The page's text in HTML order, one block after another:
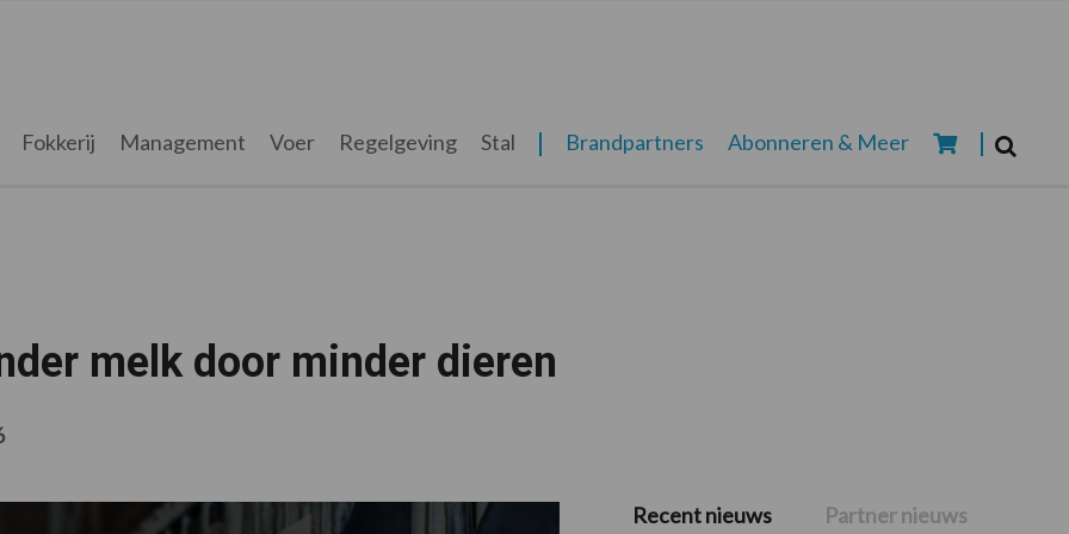
Fokkerij Management Voer Regelgeving Stal Brandpartners Abonneren & Meer
melk door minder dieren
Primaire
Recent nieuws Partner nieuws